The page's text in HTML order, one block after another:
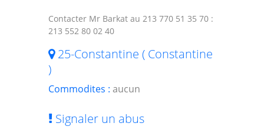
Contacter Mr Barkat au 213 770 51 35 70 :
213 552 80 02 40
25-Constantine ( Constantine
)
Commodites :aucun
Signaler un abus